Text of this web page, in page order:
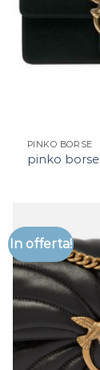
PINKO BORSE
pinko borse
In offerta!